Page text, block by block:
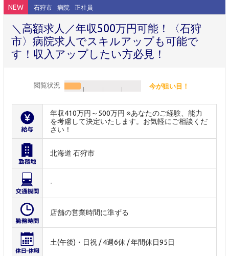
NEW 石狩市 病院 正社員
＼高額求人／年収500万円可能！〈石狩
市〉病院求人でスキルアップも可能で
す！収入アップしたい方必見！
閲覧状況 今が狙い目！
年収410万円～500万円 ※あなたのご経験、能力
を考慮して決定いたします。お気軽にご相談くだ
さい！
北海道 石狩市
-
店舗の営業時間に準ずる
土(午後)・日祝 / 4週6休 / 年間休日95日